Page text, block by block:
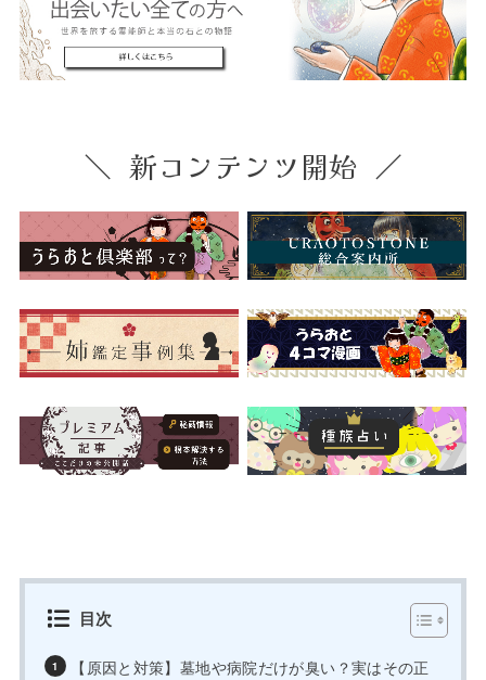
新コンテンツ開始
目次
【原因と対策】墓地や病院だけが臭い？実はその正